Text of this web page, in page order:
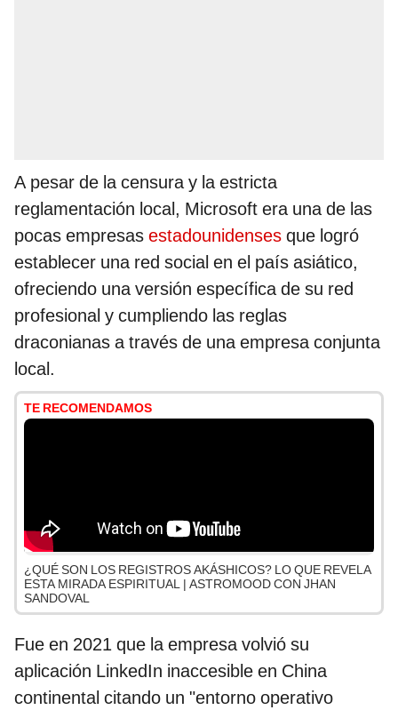
A pesar de la censura y la estricta
reglamentación local, Microsoft era una de las
pocas empresas estadounidenses que logró
establecer una red social en el país asiático,
ofreciendo una versión específica de su red
profesional y cumpliendo las reglas
draconianas a través de una empresa conjunta
local.
TE RECOMENDAMOS
¿QUÉ SON LOS REGISTROS AKÁSHICOS? LO QUE REVELA
ESTA MIRADA ESPIRITUAL | ASTROMOOD CON JHAN
SANDOVAL
Fue en 2021 que la empresa volvió su
aplicación LinkedIn inaccesible en China
continental citando un "entorno operativo